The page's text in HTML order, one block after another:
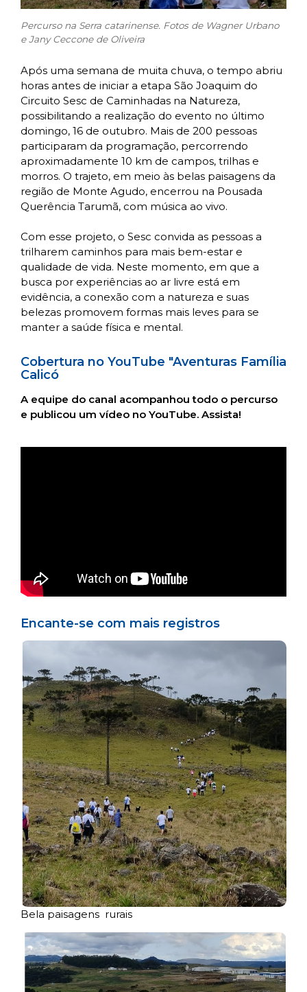
Percurso na Serra catarinense. Fotos de Wagner Urbano
e Jany Ceccone de Oliveira
Após uma semana de muita chuva, o tempo abriu
horas antes de iniciar a etapa São Joaquim do
Circuito Sesc de Caminhadas na Natureza,
possibilitando a realização do evento no último
domingo, 16 de outubro. Mais de 200 pessoas
participaram da programação, percorrendo
aproximadamente 10 km de campos, trilhas e
morros. O trajeto, em meio às belas paisagens da
região de Monte Agudo, encerrou na Pousada
Querência Tarumã, com música ao vivo.
Com esse projeto, o Sesc convida as pessoas a
trilharem caminhos para mais bem-estar e
qualidade de vida. Neste momento, em que a
busca por experiências ao ar livre está em
evidência, a conexão com a natureza e suas
belezas promovem formas mais leves para se
manter a saúde física e mental.
Cobertura no YouTube "Aventuras Família
Calicó
A equipe do canal acompanhou todo o percurso
e publicou um vídeo no YouTube. Assista!
Encante-se com mais registros
Bela paisagens rurais